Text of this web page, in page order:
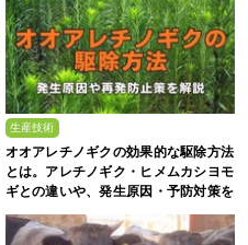
生産技術
オオアレチノギクの効果的な駆除方法
とは。アレチノギク・ヒメムカシヨモ
ギとの違いや、発生原因・予防対策を
解説